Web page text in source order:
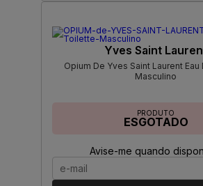
Yves Saint
Opium De Yves Saint Laurent
Masculino
PRODUTO
ESGOTADO
Avise-me quando